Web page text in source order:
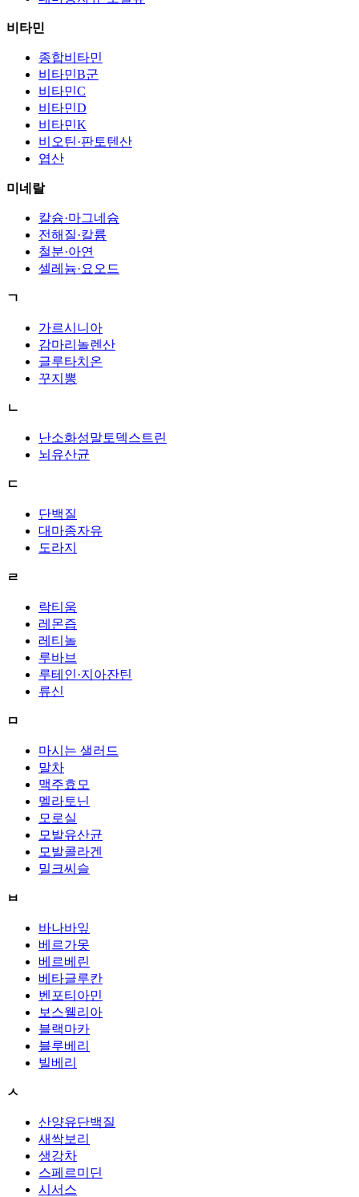
비타민
종합비타민
비타민B군
비타민C
비타민D
비타민K
비오틴·판토텐산
엽산
미네랄
칼슘·마그네슘
전해질·칼륨
철분·아연
셀레늄·요오드
ㄱ
가르시니아
감마리놀렌산
글루타치온
꾸지뽕
ㄴ
난소화성말토덱스트린
뇌유산균
ㄷ
단백질
대마종자유
도라지
ㄹ
락티움
레몬즙
레티놀
루바브
루테인·지아잔틴
류신
ㅁ
마시는 샐러드
말차
맥주효모
멜라토닌
모로실
모발유산균
모발콜라겐
밀크씨슬
ㅂ
바나바잎
베르가못
베르베린
베타글루칸
벤포티아민
보스웰리아
블랙마카
블루베리
빌베리
ㅅ
산양유단백질
새싹보리
생강차
스페르미딘
시서스